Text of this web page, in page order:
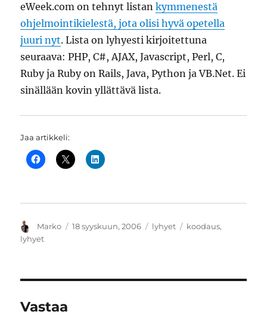
eWeek.com on tehnyt listankymmenestä
ohjelmointikielestä, jota olisi hyvä opetella
juuri nyt. Lista on lyhyesti kirjoitettuna
seuraava: PHP, C#, AJAX, Javascript, Perl, C,
Ruby ja Ruby on Rails, Java, Python ja VB.Net. Ei
sinällään kovin yllättävä lista.
Jaa artikkeli:
Kirjoittaja
Marko Julkaistu
18 syyskuun, 2006 Kategoriat
lyhyet Avainsanat
koodaus,
lyhyet
Vastaa